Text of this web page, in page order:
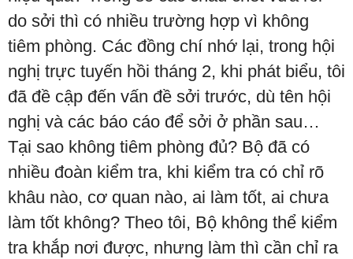
do sởi thì có nhiều trường hợp vì không
tiêm phòng. Các đồng chí nhớ lại, trong hội
nghị trực tuyến hồi tháng 2, khi phát biểu, tôi
đã đề cập đến vấn đề sởi trước, dù tên hội
nghị và các báo cáo để sởi ở phần sau…
Tại sao không tiêm phòng đủ? Bộ đã có
nhiều đoàn kiểm tra, khi kiểm tra có chỉ rõ
khâu nào, cơ quan nào, ai làm tốt, ai chưa
làm tốt không? Theo tôi, Bộ không thể kiểm
tra khắp nơi được, nhưng làm thì cần chỉ ra